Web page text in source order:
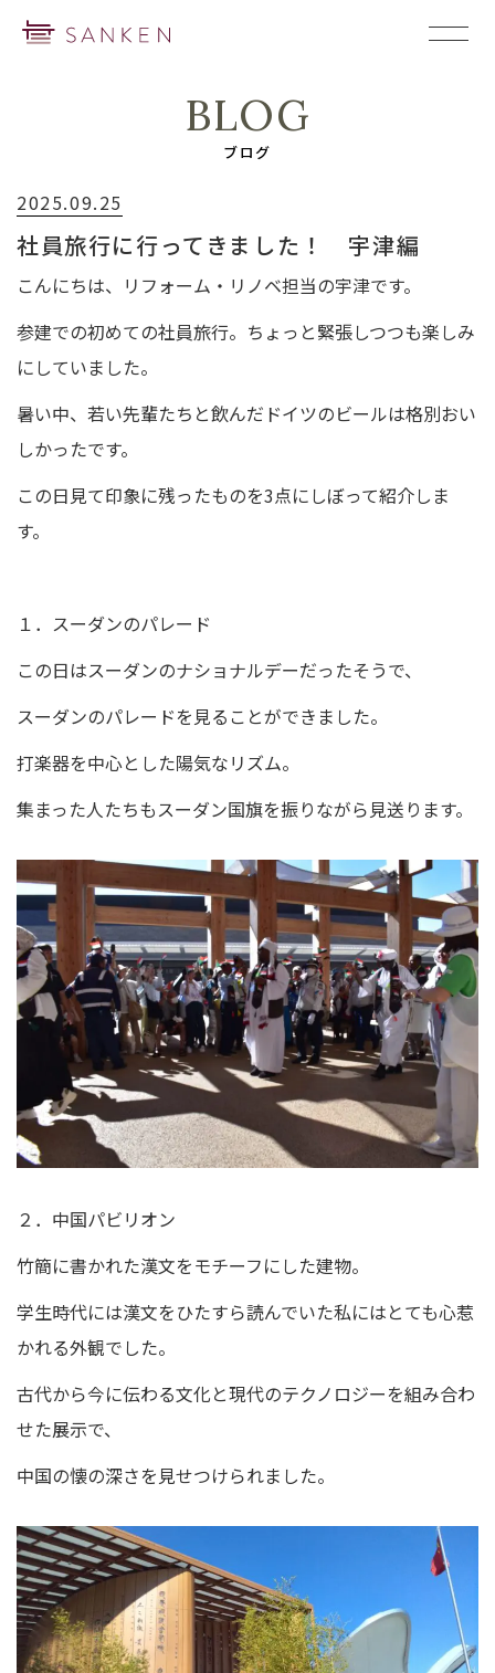
BLOG
ブログ
2025.09.25
社員旅行に行ってきました！ 宇津編
こんにちは、リフォーム・リノベ担当の宇津です。
参建での初めての社員旅行。ちょっと緊張しつつも楽しみ
にしていました。
暑い中、若い先輩たちと飲んだドイツのビールは格別おい
しかったです。
この日見て印象に残ったものを3点にしぼって紹介しま
す。
１．スーダンのパレード
この日はスーダンのナショナルデーだったそうで、
スーダンのパレードを見ることができました。
打楽器を中心とした陽気なリズム。
集まった人たちもスーダン国旗を振りながら見送ります。
２．中国パビリオン
竹簡に書かれた漢文をモチーフにした建物。
学生時代には漢文をひたすら読んでいた私にはとても心惹
かれる外観でした。
古代から今に伝わる文化と現代のテクノロジーを組み合わ
せた展示で、
中国の懐の深さを見せつけられました。